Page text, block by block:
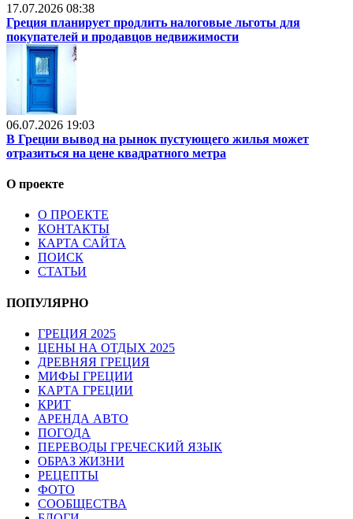
17.07.2026 08:38
Греция планирует продлить налоговые льготы для
покупателей и продавцов недвижимости
06.07.2026 19:03
В Греции вывод на рынок пустующего жилья может
отразиться на цене квадратного метра
О проекте
О ПРОЕКТЕ
КОНТАКТЫ
КАРТА САЙТА
ПОИСК
СТАТЬИ
ПОПУЛЯРНО
ГРЕЦИЯ 2025
ЦЕНЫ НА ОТДЫХ 2025
ДРЕВНЯЯ ГРЕЦИЯ
МИФЫ ГРЕЦИИ
КАРТА ГРЕЦИИ
КРИТ
АРЕНДА АВТО
ПОГОДА
ПЕРЕВОДЫ ГРЕЧЕСКИЙ ЯЗЫК
ОБРАЗ ЖИЗНИ
РЕЦЕПТЫ
ФОТО
СООБЩЕСТВА